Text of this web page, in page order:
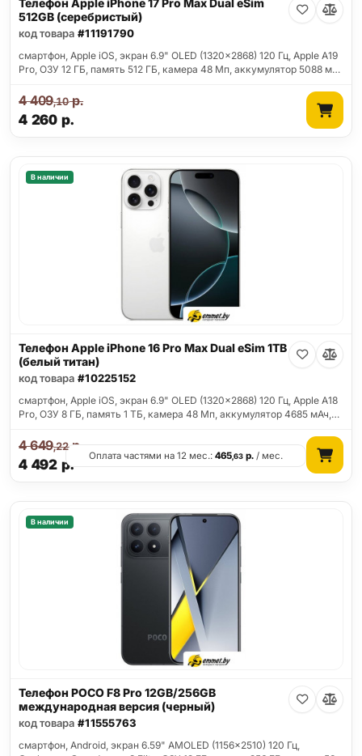
Телефон Apple iPhone 17 Pro Max Dual eSim
512GB (серебристый)
код товара #11191790
смартфон, Apple iOS, экран 6.9" OLED (1320x2868) 120 Гц, Apple A19
Pro, ОЗУ 12 ГБ, память 512 ГБ, камера 48 Мп, аккумулятор 5088 м…
4 260 р.
4 409,10р.
В наличии
Телефон Apple iPhone 16 Pro Max Dual eSim 1TB
(белый титан)
код товара #10225152
смартфон, Apple iOS, экран 6.9" OLED (1320x2868) 120 Гц, Apple A18
Pro, ОЗУ 8 ГБ, память 1 ТБ, камера 48 Мп, аккумулятор 4685 мАч,…
4 492 р.
4 649,22р.
Оплата частями на 12 мес.:465,63 р. / мес.
В наличии
Телефон POCO F8 Pro 12GB/256GB
международная версия (черный)
код товара #11555763
смартфон, Android, экран 6.59" AMOLED (1156x2510) 120 Гц,